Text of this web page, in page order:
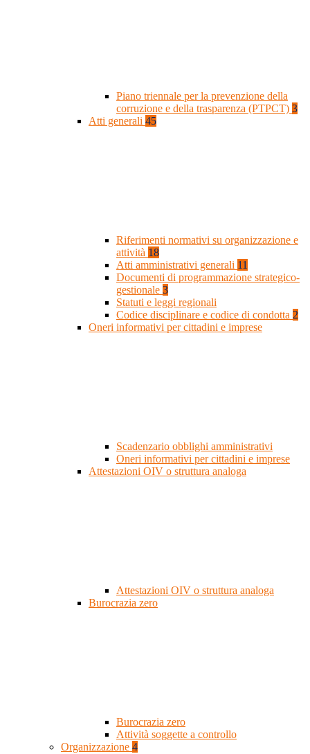
Piano triennale per la prevenzione della
corruzione e della trasparenza (PTPCT) 3
Atti generali 45
Riferimenti normativi su organizzazione e
attività 18
Atti amministrativi generali 11
Documenti di programmazione strategico-
gestionale 3
Statuti e leggi regionali
Codice disciplinare e codice di condotta 2
Oneri informativi per cittadini e imprese
Scadenzario obblighi amministrativi
Oneri informativi per cittadini e imprese
Attestazioni OIV o struttura analoga
Attestazioni OIV o struttura analoga
Burocrazia zero
Burocrazia zero
Attività soggette a controllo
Organizzazione 4